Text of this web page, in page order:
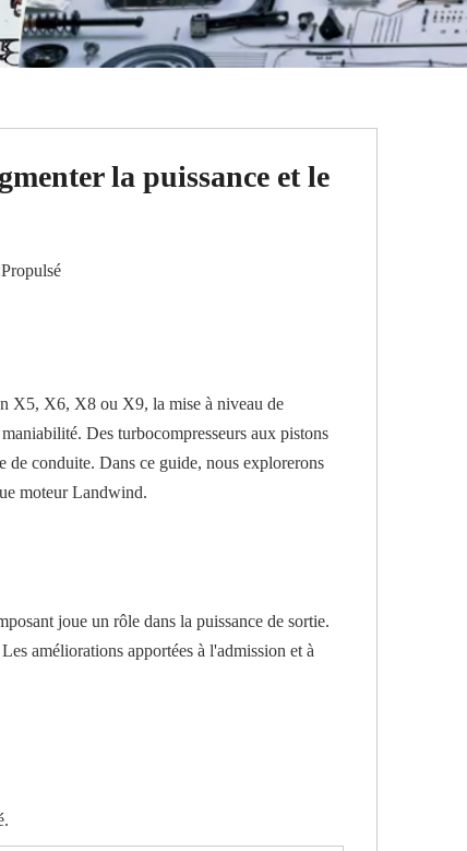
la puissance et le
Propulsé
X5, X6, X8 ou X9, la mise à niveau de
Des turbocompresseurs aux pistons
de conduite. Dans ce guide, nous explorerons
moteur Landwind.
joue un rôle dans la puissance de sortie.
améliorations apportées à l'admission et à